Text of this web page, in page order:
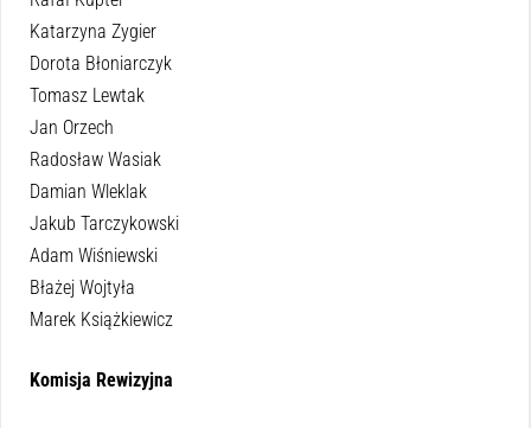
Katarzyna Zygier
Dorota Błoniarczyk
Tomasz Lewtak
Jan Orzech
Radosław Wasiak
Damian Wleklak
Jakub Tarczykowski
Adam Wiśniewski
Błażej Wojtyła
Marek Książkiewicz
Komisja Rewizyjna